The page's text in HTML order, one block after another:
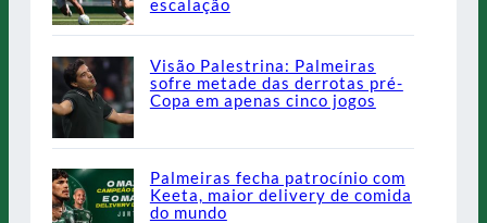
escalação
Visão Palestrina: Palmeiras
sofre metade das derrotas pré-
Copa em apenas cinco jogos
Palmeiras fecha patrocínio com
Keeta, maior delivery de comida
do mundo